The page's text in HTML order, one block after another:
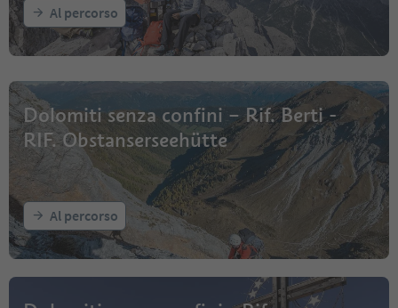
Al percorso
Dolomiti senza confini – Rif. Berti -
RIF. Obstanserseehütte
Al percorso